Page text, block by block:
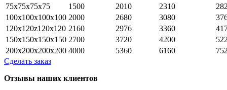
75x75x75х75
1500 2010 2310
100x100x100х100 2000 2680 3080
120x120z120х120 2160 2976 3360
150x150x150х150 2700 3720 4200
200x200x200х200 4000 5360 6160
Сделать заказ
Отзывы наших клиентов